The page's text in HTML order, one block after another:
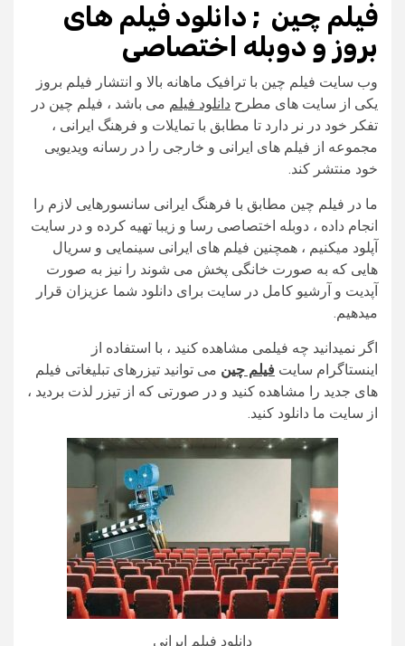
فیلم چین ; دانلود فیلم های
بروز و دوبله اختصاصی
وب سایت فیلم چین با ترافیک ماهانه بالا و انتشار فیلم بروز
یکی از سایت های مطرح دانلود فیلم می باشد ، فیلم چین در
تفکر خود در نر دارد تا مطابق با تمایلات و فرهنگ ایرانی ،
مجموعه از فیلم های ایرانی و خارجی را در رسانه ویدیویی
خود منتشر کند.
ما در فیلم چین مطابق با فرهنگ ایرانی سانسورهایی لازم را
انجام داده ، دوبله اختصاصی رسا و زیبا تهیه کرده و در سایت
آپلود میکنیم ، همچنین فیلم های ایرانی سینمایی و سریال
هایی که به صورت خانگی پخش می شوند را نیز به صورت
آپدیت و آرشیو کامل در سایت برای دانلود شما عزیزان قرار
میدهیم.
اگر نمیدانید چه فیلمی مشاهده کنید ، با استفاده از
اینستاگرام سایت فیلم چین می توانید تیزرهای تبلیغاتی فیلم
های جدید را مشاهده کنید و در صورتی که از تیزر لذت بردید ،
از سایت ما دانلود کنید.
دانلود فیلم ایرانی